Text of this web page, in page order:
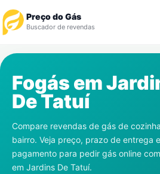
Preço do Gás
Buscador de revendas
Revendedor
Notícias
Cadastre-se
Fogás em
De Tatuí
Compare revendas de gás de
bairro. Veja preço, prazo de entrega
pagamento para pedir gás online
em Jardins De Tatuí.